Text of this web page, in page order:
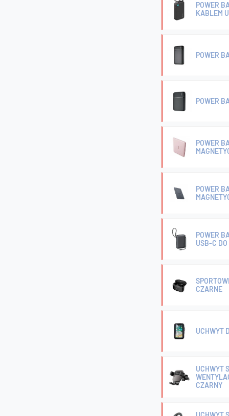
POWER
KABLEM
POWER
POWER
POWER
POWER
POWER
USB-C
CZARNE
UCHWYT
UCHWYT
CZARNY